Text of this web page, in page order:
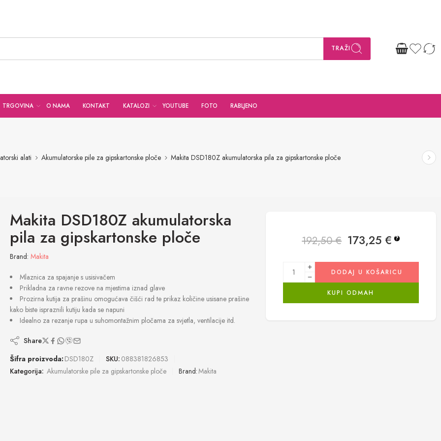
TRAŽI
TRGOVINA O NAMA KONTAKT KATALOZI YOUTUBE FOTO RABLJENO
alati Akumulatorske pile za gipskartonske ploče Makita DSD180Z akumulatorska pila za gipskartonske ploče
Makita DSD180Z akumulatorska
pila za gipskartonske ploče
Brand: Makita
Mlaznica za spajanje s usisivačem
Prikladna za ravne rezove na mjestima iznad glave
Prozirna kutija za prašinu omogućava čišći rad te prikaz količine usisane prašine
kako biste ispraznili kutiju kada se napuni
Idealno za rezanje rupa u suhomontažnim pločama za svjetla, ventilacije itd.
Share
Šifra proizvoda:DSD180Z SKU: 088381826853
Kategorija: Akumulatorske pile za gipskartonske ploče Brand:Makita
192,50€ 173,25€ ?
DODAJ U KOŠARICU
KUPI ODMAH